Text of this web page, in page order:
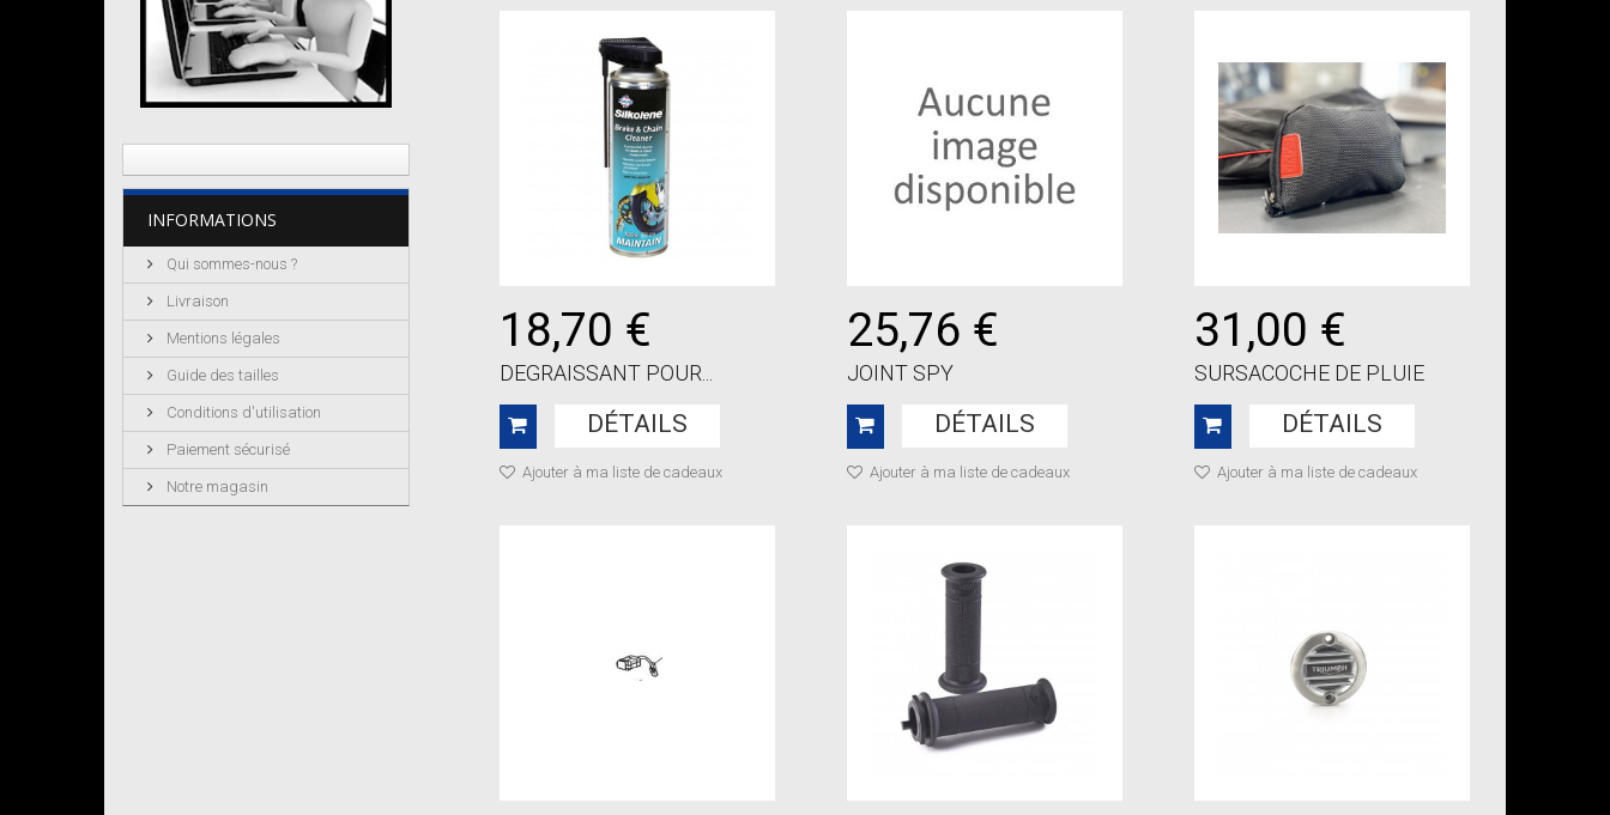
INFORMATIONS
Qui sommes-nous ?
Livraison
Mentions légales
Guide des tailles
Conditions d'utilisation
Paiement sécurisé
Notre magasin
18,70 €
DEGRAISSANT POUR...
DÉTAILS
Ajouter à ma liste de cadeaux
25,76 €
JOINT SPY
DÉTAILS
Ajouter à ma liste de cadeaux
31,00 €
SURSACOCHE DE PLUIE
DÉTAILS
Ajouter à ma liste de cadeaux